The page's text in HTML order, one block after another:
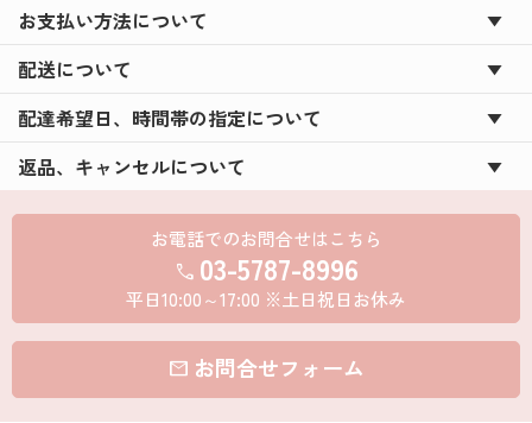
お支払い方法について
配送について
配達希望日、時間帯の指定について
返品、キャンセルについて
お電話でのお問合せはこちら
call 03-5787-8996
平日10:00～17:00 ※土日祝日お休み
mail お問合せフォーム